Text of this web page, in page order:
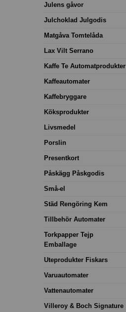
Julens gåvor
Julchoklad Julgodis
Matgåva Tomtelåda
Lax Vilt Serrano
Kaffe Te Automatprodukter
Kaffeautomater
Kaffebryggare
Köksprodukter
Livsmedel
Porslin
Presentkort
Påskägg Påskgodis
Små-el
Städ Rengöring Kem
Tillbehör Automater
Torkpapper Tejp
Emballage
Uteprodukter Fiskars
Varuautomater
Vattenautomater
Villeroy & Boch Signature